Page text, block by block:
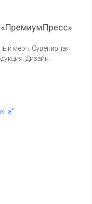
мерч. Сувенирная
Дизайн.